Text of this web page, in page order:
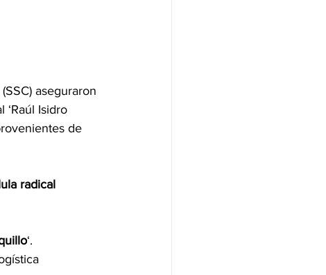
aseguraron
‘Raúl Isidro
de
radical
‘.